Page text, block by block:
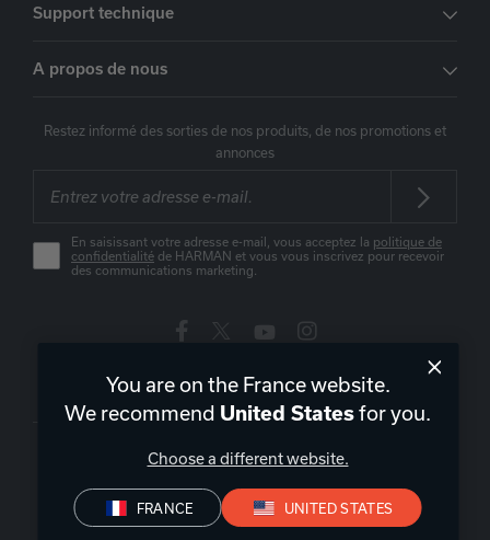
Support technique
A propos de nous
Restez informé des sorties de nos produits, de nos promotions et
annonces
En saisissant votre adresse e-mail, vous acceptez la politique de
confidentialité de HARMAN et vous vous inscrivez pour recevoir
des communications marketing.
France| FR
Politique de confidentialité
Déclaration de conformité
You are on the France website.
We recommend United Statesfor you.
Choose a different website.
FRANCE UNITED STATES